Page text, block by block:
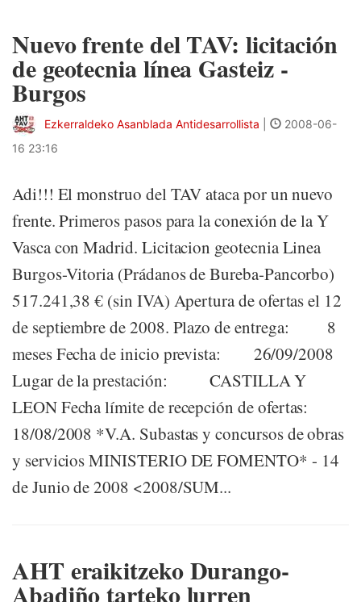
Nuevo frente del TAV: licitación
de geotecnia línea Gasteiz -
Burgos
Ezkerraldeko Asanblada Antidesarrollista
2008-06-
16 23:16
Adi!!! El monstruo del TAV ataca por un nuevo
frente. Primeros pasos para la conexión de la Y
Vasca con Madrid. Licitacion geotecnia Linea
Burgos-Vitoria (Prádanos de Bureba-Pancorbo)
517.241,38 € (sin IVA) Apertura de ofertas el 12
de septiembre de 2008. Plazo de entrega: 8
meses Fecha de inicio prevista: 26/09/2008
Lugar de la prestación: CASTILLA Y
LEON Fecha límite de recepción de ofertas:
18/08/2008 *V.A. Subastas y concursos de obras
y servicios MINISTERIO DE FOMENTO* - 14
de Junio de 2008 <2008/SUM...
AHT eraikitzeko Durango-
Abadiño tarteko lurren